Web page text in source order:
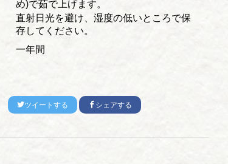
め)で茹で上げます。
直射日光を避け、湿度の低いところで保
存してください。
一年間
ツイートする シェアする